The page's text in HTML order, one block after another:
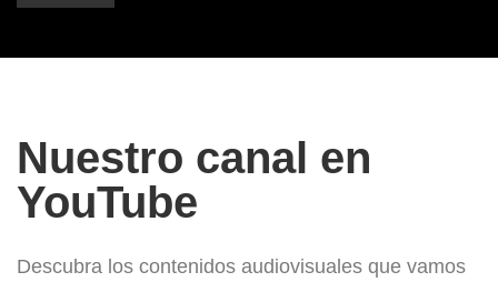
Nuestro canal en
YouTube
Descubra los contenidos audiovisuales que vamos